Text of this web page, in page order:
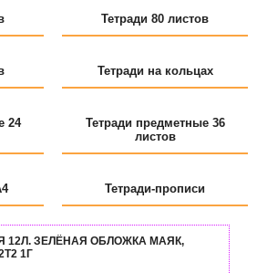
Тетради 80 листов
Тетради на кольцах
24
Тетради предметные 36
листов
Тетради-прописи
12Л. ЗЕЛЁНАЯ ОБЛОЖКА МАЯК,
1Г